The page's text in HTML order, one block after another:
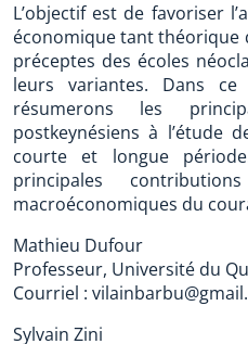
L’objectif est de favoriser
économique tant théorique
préceptes des écoles
leurs variantes. Dans
résumerons les
postkeynésiens à l’étude
courte et longue
principales
macroéconomiques du
Mathieu Dufour
Professeur, Université du
Courriel :
Sylvain Zini